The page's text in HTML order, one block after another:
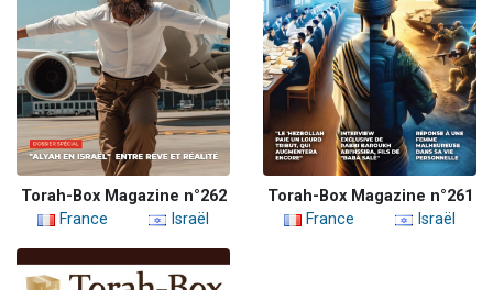
Torah-Box Magazine n°262
France
Israël
Torah-Box Magazine n°261
France
Israël